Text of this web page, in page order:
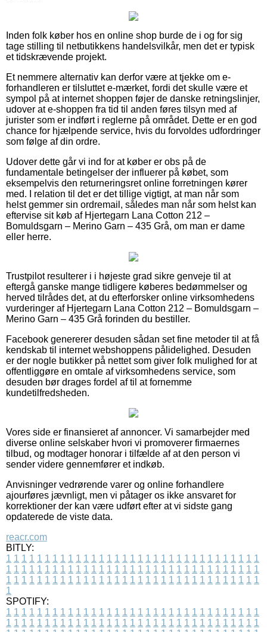
Inden folk køber hos en online shop burde de i og for sig
tage stilling til netbutikkens handelsvilkår, men det er typisk
et tidskrævende projekt.
Et nemmere alternativ kan derfor være at tjekke om e-
forhandleren er tilsluttet e-mærket, fordi det skulle være et
sympol på at internet shoppen føjer de danske retningslinjer,
udover at e-shoppen fra tid til anden føres tilsyn med af
jurister som er indført i reglerne på området. Dette er en god
chance for hjælpende service, hvis du forvoldes udfordringer
som følge af din ordre.
Udover dette går vi ind for at køber er obs på de
fundamentale betingelser der influerer på købet, som
eksempelvis den returneringsret online forretningen kører
med. I relation til det er det tillige vigtigt, at man når som
helst gemmer sin ordremail, således man når som helst kan
eftervise sit køb af Hjertegarn Lana Cotton 212 –
Bomuldsgarn – Merino Garn – 435 Grå, om man er dame
eller herre.
Trustpilot resulterer i i højeste grad sikre genveje til at
eftergå ganske mange tidligere køberes bedømmelser og
herved tilrådes det, at du efterforsker online virksomhedens
vurderinger af Hjertegarn Lana Cotton 212 – Bomuldsgarn –
Merino Garn – 435 Grå forinden du bestiller.
Facebook genererer desuden sådan set fine metoder til at få
kendskab til internet webshoppens pålidelighed. Desuden
er der nogle butikker på nettet som giver folk mulighed for at
offentliggøre en omtale af virksomhedens service, som
desuden bør drages fordel af til at fornemme
kundetilfredsheden.
Vores side er finansieret af annoncer. Vi samarbejder med
diverse online selskaber hvori vi promoverer firmaernes
tilbud, og modtager honorar i tilfælde af at den person vi
sender videre gennemfører et indkøb.
Anvisninger vedrørende varer og online forhandlere
ajourføres jævnligt, men vi påtager os ikke ansvaret for
korrektioner der kan være udført efter at vi sidste gang
opdaterede de viste data.
reacr.com
BITLY:
1 1 1 1 1 1 1 1 1 1 1 1 1 1 1 1 1 1 1 1 1 1 1 1 1 1 1 1 1 1 1 1 1
1 1 1 1 1 1 1 1 1 1 1 1 1 1 1 1 1 1 1 1 1 1 1 1 1 1 1 1 1 1 1 1 1
1 1 1 1 1 1 1 1 1 1 1 1 1 1 1 1 1 1 1 1 1 1 1 1 1 1 1 1 1 1 1 1 1
1
SPOTIFY:
1 1 1 1 1 1 1 1 1 1 1 1 1 1 1 1 1 1 1 1 1 1 1 1 1 1 1 1 1 1 1 1 1
1 1 1 1 1 1 1 1 1 1 1 1 1 1 1 1 1 1 1 1 1 1 1 1 1 1 1 1 1 1 1 1 1